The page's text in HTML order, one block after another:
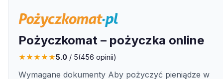
Pożyczkomat – pożyczka online
★★★★★5.0 / 5(456 opinii)
Wymagane dokumenty Aby pożyczyć pieniądze w